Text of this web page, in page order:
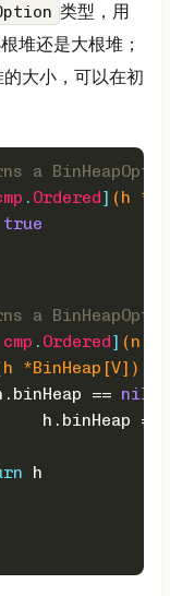
类型，用
堆还是大根堆；
大小，可以在初
a
. Ordered ] (h
true
a
cmp . Ordered ] (n
*BinHeap[V])
== nil
			h.binHeap =
h